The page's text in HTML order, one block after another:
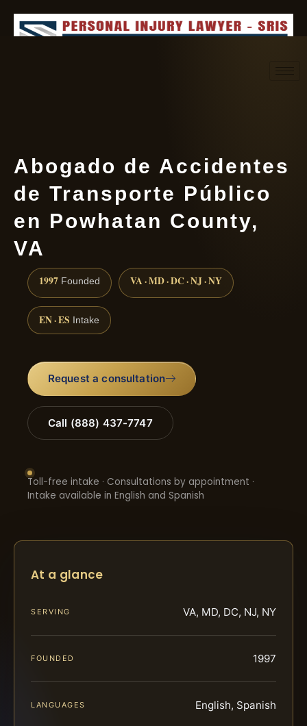
Abogado de Accidentes
de Transporte Público
en Powhatan County,
VA
1997 Founded VA · MD · DC · NJ · NY
EN · ES Intake
Request a consultation
Call (888) 437-7747
Toll-free intake · Consultations by appointment ·
Intake available in English and Spanish
At a glance
SERVING VA, MD, DC, NJ, NY
FOUNDED 1997
LANGUAGES English, Spanish